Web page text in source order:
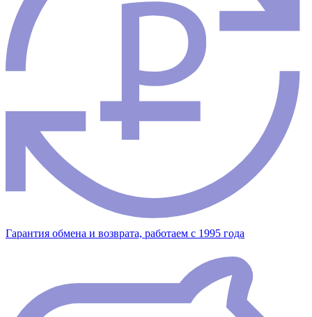
Гарантия обмена и возврата, работаем с 1995 года